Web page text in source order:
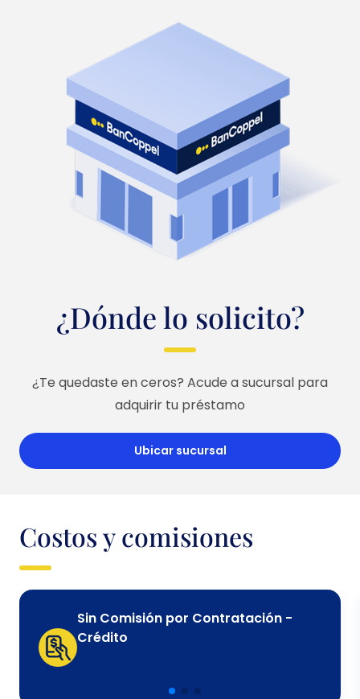
¿Dónde lo solicito?
¿Te quedaste en ceros? Acude a sucursal para
adquirir tu préstamo
Ubicar sucursal
Costos y comisiones
Sin Comisión por Contratación -
Crédito